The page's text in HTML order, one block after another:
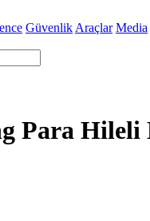
Güvenlik Araçlar Media
Para